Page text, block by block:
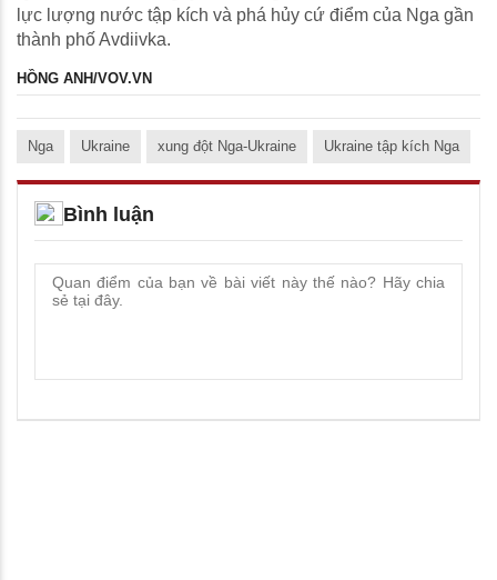
lực lượng nước tập kích và phá hủy cứ điểm của Nga gần
thành phố Avdiivka.
HỒNG ANH/VOV.VN
Nga Ukraine xung đột Nga-Ukraine Ukraine tập kích Nga
Bình luận